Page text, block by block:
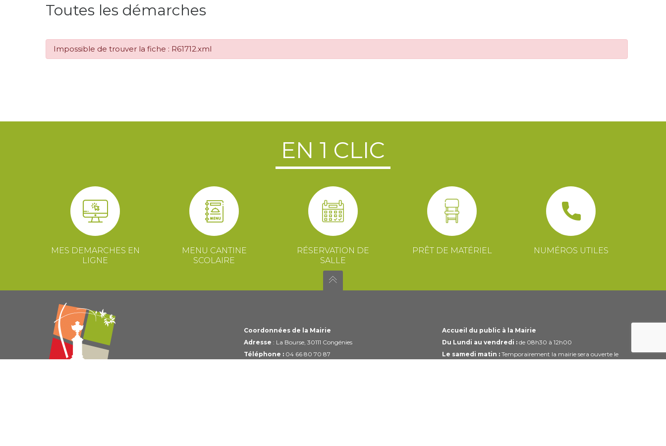
Toutes les démarches
Impossible de trouver la fiche : R61712.xml
EN 1 CLIC
MES DEMARCHES EN
LIGNE
MENU CANTINE
SCOLAIRE
RÉSERVATION DE
SALLE
PRÊT DE MATÉRIEL NUMÉROS UTILES
Coordonnées de la Mairie
Adresse : La Bourse, 30111 Congénies
Téléphone :04 66 80 70 87
Accueil du public à la Mairie
Du Lundi au vendredi :de 08h30 à 12h00
Le samedi matin :Temporairement la mairie sera ouverte le